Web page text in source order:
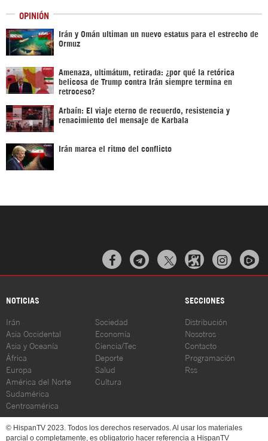
OPINIÓN
Irán y Omán ultiman un nuevo estatus para el estrecho de
Ormuz
Amenaza, ultimátum, retirada: ¿por qué la retórica
belicosa de Trump contra Irán siempre termina en
retroceso?
Arbaín: El viaje eterno de recuerdo, resistencia y
renacimiento del mensaje de Karbala
Irán marca el ritmo del conflicto
  
NOTICIAS SECCIONES
Irán
Asia Occidental
Asia y Oceanía
África
Europa
América del Norte
Sudamérica
Centroamérica
Sociedad
Economía
Ciencia/Tec
Deporte
Salud
Cultura
Distribución
Nosotros
Contacto
Programación
Rss
© HispanTV 2023. Todos los derechos reservados. Al usar los materiales
parcial o completamente, es obligatorio hacer referencia a HispanTV